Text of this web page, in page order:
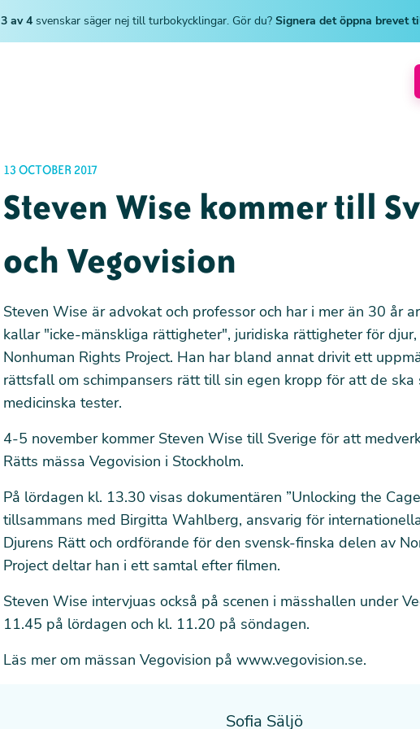
3 av 4 svenskar säger nej till turbokycklingar. Gör du? Signera det öppna brevet
13 OCTOBER 2017
Steven Wise kommer till
och Vegovision
Steven Wise är advokat och professor och har i mer än 30 år
kallar "icke-mänskliga rättigheter", juridiska rättigheter för djur,
Nonhuman Rights Project. Han har bland annat drivit ett
rättsfall om schimpansers rätt till sin egen kropp för att de ska
medicinska tester.
4-5 november kommer Steven Wise till Sverige för att
Rätts mässa Vegovision i Stockholm.
På lördagen kl. 13.30 visas dokumentären ”Unlocking the
tillsammans med Birgitta Wahlberg, ansvarig för
Djurens Rätt och ordförande för den svensk-finska delen av
Project deltar han i ett samtal efter filmen.
Steven Wise intervjuas också på scenen i mässhallen under
11.45 på lördagen och kl. 11.20 på söndagen.
Läs mer om mässan Vegovision på www.vegovision.se.
Sofia Säljö